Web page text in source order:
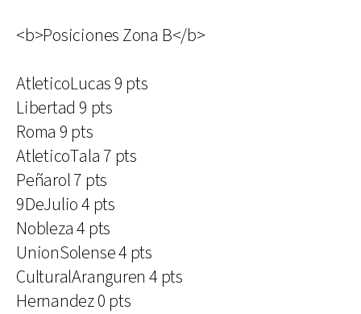
<b>Posiciones Zona B</b>
AtleticoLucas 9 pts
Libertad 9 pts
Roma 9 pts
AtleticoTala 7 pts
Peñarol 7 pts
9DeJulio 4 pts
Nobleza 4 pts
UnionSolense 4 pts
CulturalAranguren 4 pts
Hernandez 0 pts